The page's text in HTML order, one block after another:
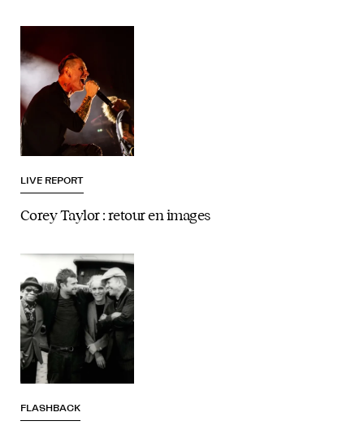
LIVE REPORT
Corey Taylor : retour en images
FLASHBACK